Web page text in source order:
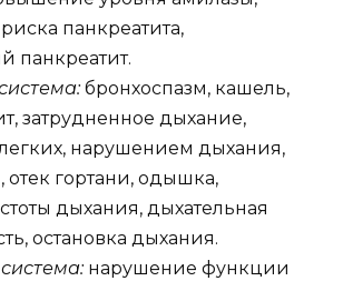
панкреатита,
панкреатит.
бронхоспазм, кашель,
затрудненное дыхание,
нарушением дыхания,
отек гортани, одышка,
дыхания, дыхательная
остановка дыхания.
нарушение функции